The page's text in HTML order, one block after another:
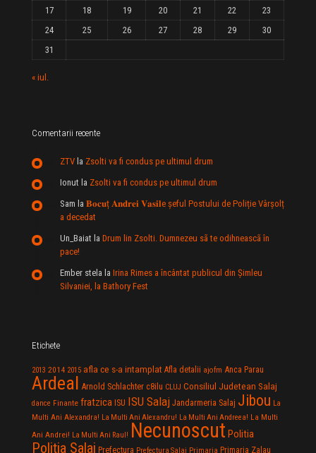
17
18 19 20 21 22
23
24
25 26 27 28 29
30
31
« iul.
Comentarii recente
ZTV la Zsolti va fi condus pe ultimul drum
Ionut la Zsolti va fi condus pe ultimul drum
Sam la 𝐁𝐨𝐜𝐮ț 𝐀𝐧𝐝𝐫𝐞𝐢 𝐕𝐚𝐬𝐢𝐥e şeful Postului de Poliție Vârșolț
a decedat
Un_Baiat la Drum lin Zsolti. Dumnezeu sã te odihneascã în
pace!
Ember stela la Irina Rimes a încântat publicul din Şimleu
Silvaniei, la Bathory Fest
Etichete
2013 2014 2015 afla ce s-a intamplat Afla detalii ajofm Anca Parau
Ardeal Arnold Schlachter c8ilu CLUJ Consiliul Judetean Salaj
dance Finante fratzica ISU ISU Salaj Jandarmeria Salaj Jibou La
Multi Ani Alexandra! La Multi Ani Alexandru! La Multi Ani Andreea! La Multi
Ani Andrei! La Multi Ani Raul! Necunoscut Politia
Politia Salaj Prefectura Prefectura Salaj Primaria Primaria Zalau